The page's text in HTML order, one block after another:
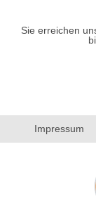
Sie erreichen
Impressum